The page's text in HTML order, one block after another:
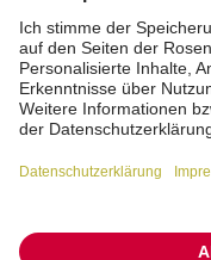
Impressum
Interne Meldestelle